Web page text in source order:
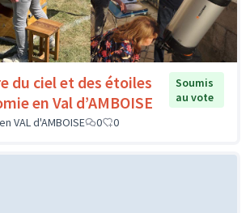
du ciel et des étoiles
en Val d’AMBOISE
Soumis
au vote
VAL d'AMBOISE
0 0